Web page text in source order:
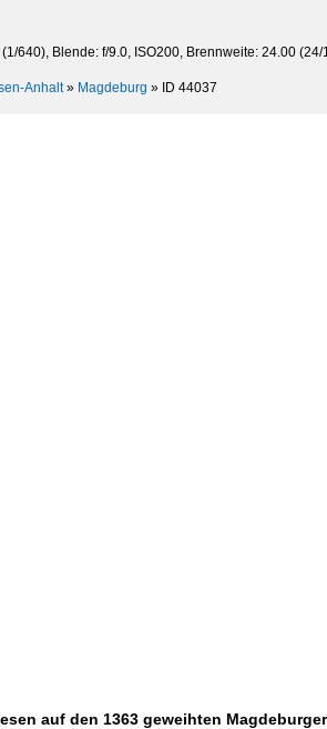
640), Blende: f/9.0, ISO200, Brennweite: 24.00 (24/
Anhalt» Magdeburg » ID 44037
auf den 1363 geweihten